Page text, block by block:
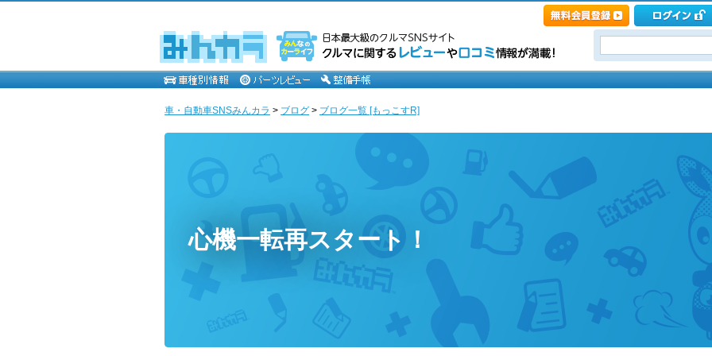
車・自動車SNSみんカラ > ブログ > ブログ一覧 [もっこすR]
心機一転再スタート！